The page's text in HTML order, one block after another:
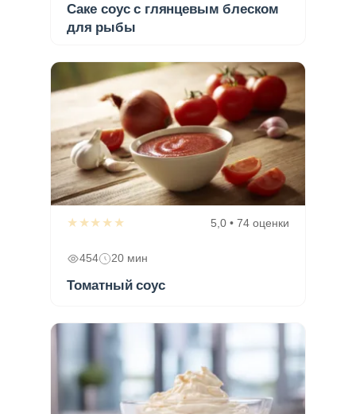
Саке соус с глянцевым блеском
для рыбы
★★★★★ 5,0 • 74 оценки
454 20 мин
Томатный соус